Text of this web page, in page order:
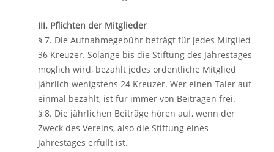
III. Pflichten der Mitglieder
§ 7. Die Aufnahmegebühr beträgt für jedes Mitglied
36 Kreuzer. Solange bis die Stiftung des Jahrestages
möglich wird, bezahlt jedes ordentliche Mitglied
jährlich wenigstens 24 Kreuzer. Wer einen Taler auf
einmal bezahlt, ist für immer von Beiträgen frei.
§ 8. Die jährlichen Beiträge hören auf, wenn der
Zweck des Vereins, also die Stiftung eines
Jahrestages erfüllt ist.